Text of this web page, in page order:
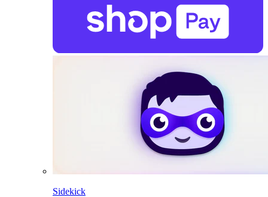
Sidekick